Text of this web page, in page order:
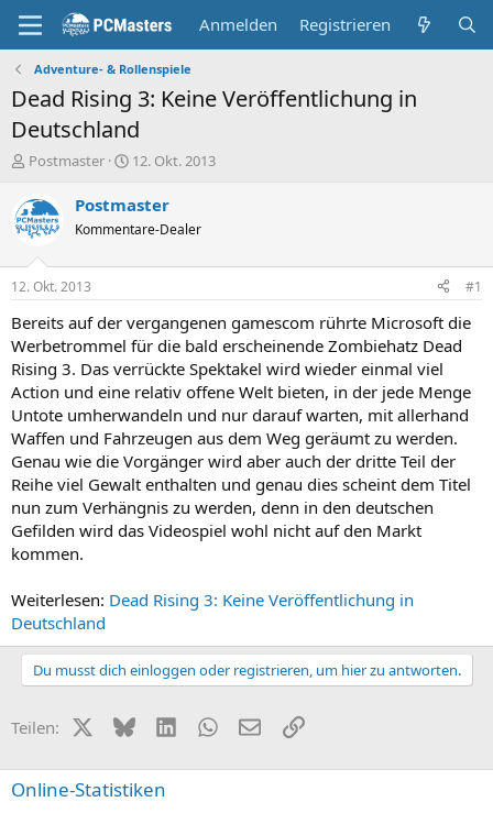
Anmelden Registrieren
Adventure- & Rollenspiele
Dead Rising 3: Keine Veröffentlichung in
Deutschland
E
s
t
e
e
r
Postmaster
E
s
e
t
a
m
12. Okt. 2013
Postmaster
Kommentare-Dealer
12. Okt. 2013 #1
Bereits auf der vergangenen gamescom rührte Microsoft die
Werbetrommel für die bald erscheinende Zombiehatz Dead
Rising 3. Das verrückte Spektakel wird wieder einmal viel
Action und eine relativ offene Welt bieten, in der jede Menge
Untote umherwandeln und nur darauf warten, mit allerhand
Waffen und Fahrzeugen aus dem Weg geräumt zu werden.
Genau wie die Vorgänger wird aber auch der dritte Teil der
Reihe viel Gewalt enthalten und genau dies scheint dem Titel
nun zum Verhängnis zu werden, denn in den deutschen
Gefilden wird das Videospiel wohl nicht auf den Markt
kommen.
Weiterlesen: Dead Rising 3: Keine Veröffentlichung in
Deutschland
Du musst dich einloggen oder registrieren, um hier zu antworten.
Teilen: X (Twitter)
BlueskyLinkedInWhatsApp
E-MailLink
Online-Statistiken